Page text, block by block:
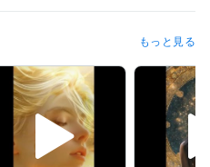
びください）
５分
もっと見る